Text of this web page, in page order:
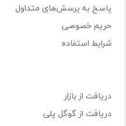
پاسخ به پرسش‌های متداول
حریم خصوصی
شرایط استفاده
دریافت از بازار
دریافت از گوگل پلی